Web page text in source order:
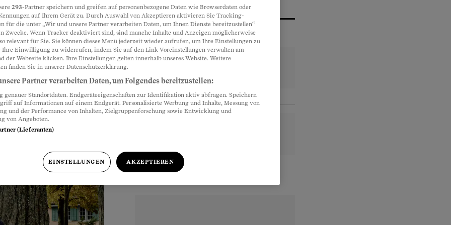
Verein. Doch nach
gibt keinen besten
Partnerinhalte
293-Partner speichern und greifen auf personenbezogene Daten wie Browserdaten oder
auf Ihrem Gerät zu. Durch Auswahl von Akzeptieren aktivieren Sie Tracking-
für die unter „Wir und unsere Partner verarbeiten Daten, um Ihnen Dienste bereitzustellen“
Zwecke. Wenn Tracker deaktiviert sind, sind manche Inhalte und Anzeigen möglicherweise
relevant für Sie. Sie können dieses Menü jederzeit wieder aufrufen, um Ihre Einstellungen zu
Ihre Einwilligung zu widerrufen, indem Sie auf den Link Voreinstellungen verwalten am
der Webseite klicken. Ihre Einstellungen gelten innerhalb unseres Website. Weitere
finden Sie in unserer Datenschutzerklärung.
Partner verarbeiten Daten, um Folgendes bereitzustellen:
genauer Standortdaten. Endgeräteeigenschaften zur Identifikation aktiv abfragen. Speichern
auf Informationen auf einem Endgerät. Personalisierte Werbung und Inhalte, Messung von
und der Performance von Inhalten, Zielgruppenforschung sowie Entwicklung und
von Angeboten.
(Lieferanten)
EINSTELLUNGEN AKZEPTIEREN